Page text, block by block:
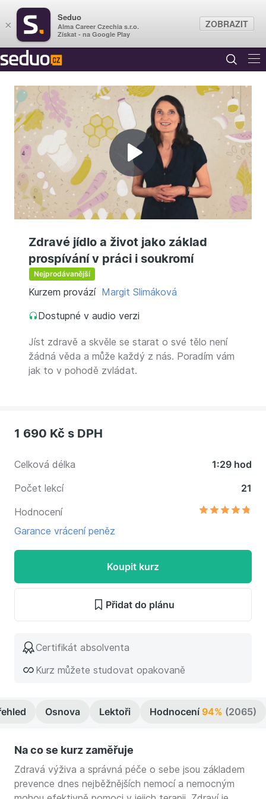
Přehrát
video
Zdravé jídlo a život jako základ
prospívání v práci i soukromí
Nejprodávanější
Kurzem provází Margit Slimáková
Dostupné v audio verzi
Jíst zdravě a skvěle se starat o své tělo není
žádná věda a může každý z nás. Poradím vám
jak to v pohodě zvládat.
1 690 Kč s DPH
Celková délka
1:29 hod
Počet lekcí
21
Hodnocení
Garance vrácení peněz
Koupit kurz
Přidat do plánu
Certifikát absolventa
Kurz můžete studovat opakovaně
Osnova Lektoři Hodnocení 94% (2065)
Na co se kurz zaměřuje
Zdravá výživa a správná péče o sebe jsou základem
prevence dnes nejběžnějších nemocí a nemocným
×
Seduo
Alma Career Czechia s.r.o.
Získat - na Google Play
ZOBRAZIT